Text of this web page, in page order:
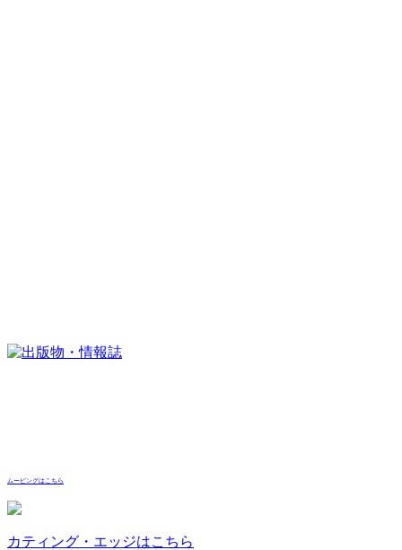
ムービングはこちら
カティング・エッジはこちら